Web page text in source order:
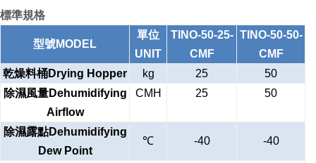
標準規格
型號MODEL
單位
UNIT
TINO-50-25-
CMF
TINO-50-50-
CMF
乾燥料桶Drying Hopper
kg 25
50
除濕風量Dehumidifying
Airflow
CMH 25 50
除濕露點Dehumidifying
Dew Point
℃ -40 -40